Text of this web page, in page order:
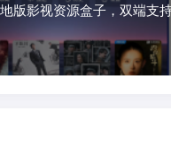
版影视资源盒子，双端支